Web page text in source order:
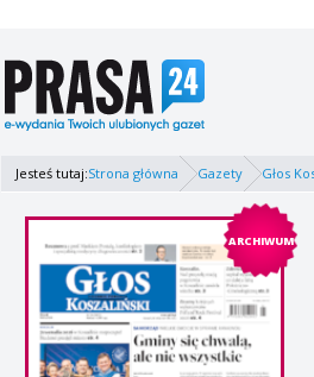
Jesteś tutaj:Strona główna Gazety Głos
ARCHIWUM